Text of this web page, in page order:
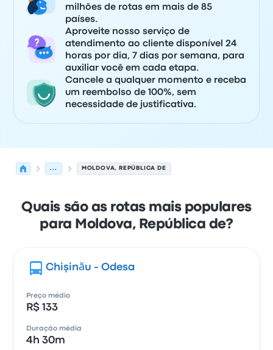
milhões de rotas em mais de 85
países.
Aproveite nosso serviço de
atendimento ao cliente disponível 24
horas por dia, 7 dias por semana, para
auxiliar você em cada etapa.
Cancele a qualquer momento e receba
um reembolso de 100%, sem
necessidade de justificativa.
... MOLDOVA, REPÚBLICA DE
Quais são as rotas mais populares
para Moldova, República de?
Chişinău - Odesa
Preço médio
R$ 133
Duração média
4h 30m